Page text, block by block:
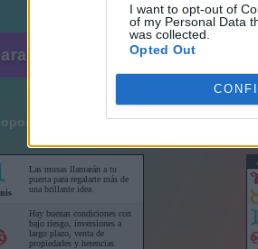
I want to opt-out of
of my Personal Data
was collected.
Opted Out
su sitio web
cortos